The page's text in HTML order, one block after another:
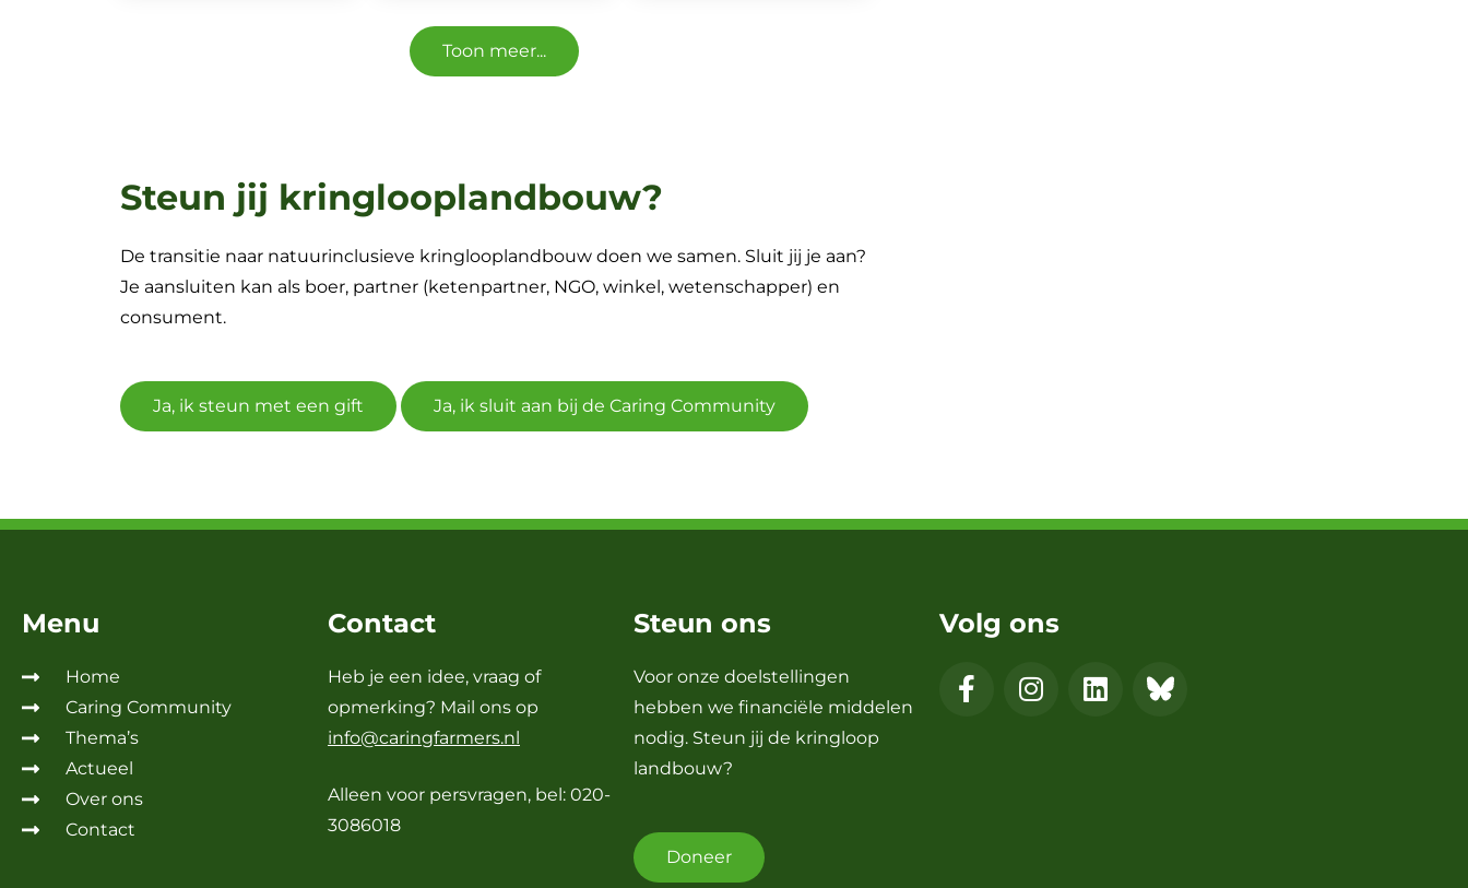
Toon meer...
Steun jij kringlooplandbouw?
De transitie naar natuurinclusieve kringlooplandbouw doen we samen. Sluit jij je aan?
Je aansluiten kan als boer, partner (ketenpartner, NGO, winkel, wetenschapper) en
consument.
Ja, ik steun met een gift Ja, ik sluit aan bij de Caring Community
Menu
Home
Caring Community
Thema’s
Actueel
Over ons
Contact
Contact
Heb je een idee, vraag of
opmerking? Mail ons op
info@caringfarmers.nl
Alleen voor persvragen, bel: 020-
3086018
Steun ons
Voor onze doelstellingen
hebben we financiële middelen
nodig. Steun jij de kringloop
landbouw?
Doneer
Volg ons